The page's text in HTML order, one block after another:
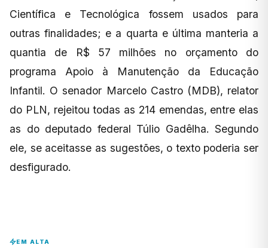
Científica e Tecnológica fossem usados para
outras finalidades; e a quarta e última manteria a
quantia de R$ 57 milhões no orçamento do
programa Apoio à Manutenção da Educação
Infantil. O senador Marcelo Castro (MDB), relator
do PLN, rejeitou todas as 214 emendas, entre elas
as do deputado federal Túlio Gadêlha. Segundo
ele, se aceitasse as sugestões, o texto poderia ser
desfigurado.
EM ALTA